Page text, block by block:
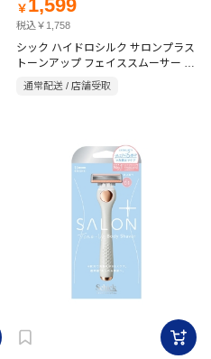
￥ 1,599
税込￥1,758
シック ハイドロシルク サロンプラス
トーンアップ フェイススムーサー ホ
ルダー(刃付き)
通常配送 / 店舗受取